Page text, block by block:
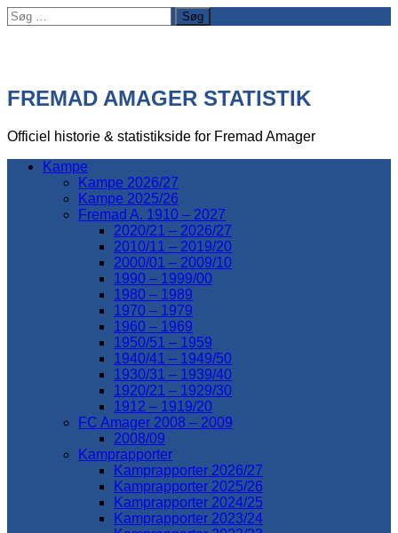
Søg
efter:
FREMAD AMAGER STATISTIK
Officiel historie & statistikside for Fremad Amager
Kampe
Kampe 2026/27
Kampe 2025/26
Fremad A. 1910 – 2027
2020/21 – 2026/27
2010/11 – 2019/20
2000/01 – 2009/10
1990 – 1999/00
1980 – 1989
1970 – 1979
1960 – 1969
1950/51 – 1959
1940/41 – 1949/50
1930/31 – 1939/40
1920/21 – 1929/30
1912 – 1919/20
FC Amager 2008 – 2009
2008/09
Kamprapporter
Kamprapporter 2026/27
Kamprapporter 2025/26
Kamprapporter 2024/25
Kamprapporter 2023/24